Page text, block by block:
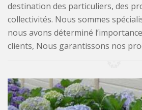
destination des particuliers, des
collectivités. Nous sommes
nous avons déterminé
clients, Nous garantissons nos